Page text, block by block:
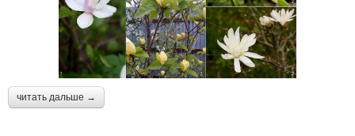
читать дальше →